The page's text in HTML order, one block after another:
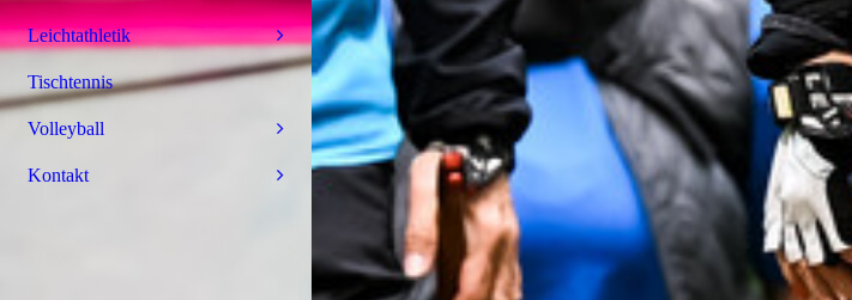
Leichtathletik
Tischtennis
Volleyball
Kontakt